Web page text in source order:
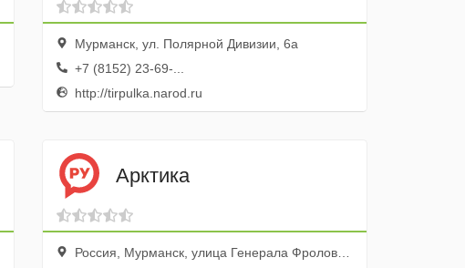
Мурманск, ул. Полярной Дивизии, 6а
+7 (8152) 23-69-...
http://tirpulka.narod.ru
Арктика
Россия, Мурманск, улица Генерала Фролова,2